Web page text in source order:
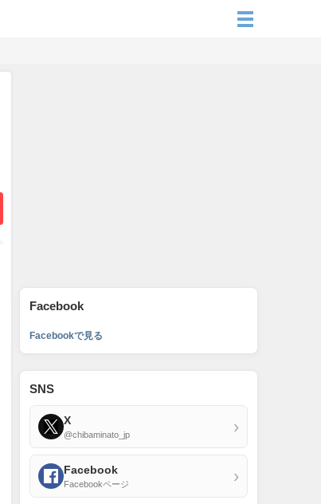
Facebook
Facebookで見る
SNS
X
@chibaminato_jp ›
Facebook
Facebookページ ›